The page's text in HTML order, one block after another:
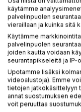
KUVAUS
Pariisin
Cerise palaa öiseltä
käytämme
palvelinpuolen
vieraillaan ja kuinka sitä
Käytämme
palvelinpuolen
joiden kautta voidaan
seurantapikseleitä ja IP-
Upotamme lisäksi
videoalustoja). Emme
tietojen jatkokäsittelyyn
annat suostumuksen
voit peruuttaa